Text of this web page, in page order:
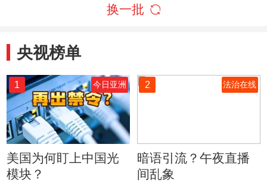
换一批
央视榜单
1 今日亚洲
美国为何盯上中国光
模块？
2 法治在线
暗语引流？午夜直播
间乱象